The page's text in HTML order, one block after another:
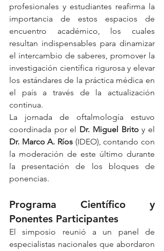
profesionales y estudiantes reafirma la
importancia de estos espacios de
encuentro académico, los cuales
resultan indispensables para dinamizar
el intercambio de saberes, promover la
investigación científica rigurosa y elevar
los estándares de la práctica médica en
el país a través de la actualización
continua.
La jornada de oftalmología estuvo
coordinada por el Dr. Miguel Brito
Dr. Marco A. Ríos (IDEO), contando con
la moderación de este último durante
la presentación de los bloques de
ponencias.
Programa Científico y
Ponentes Participantes
El simposio reunió a un panel de
especialistas nacionales que abordaron